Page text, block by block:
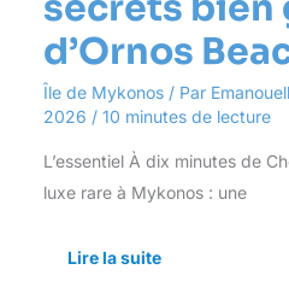
d’Ornos
Île de Mykonos/ Par
2026 / 10 minutes de lecture
L’essentiel À dix minutes de
luxe rare à Mykonos : une
Lire la suite